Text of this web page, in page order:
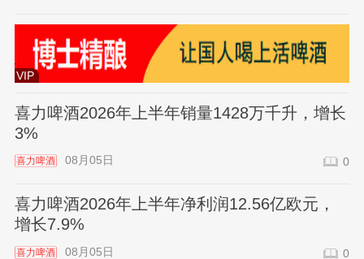
VIP
喜力啤酒2026年上半年销量1428万千升，增长
3%
喜力啤酒 08月05日 0
喜力啤酒2026年上半年净利润12.56亿欧元，
增长7.9%
喜力啤酒 08月05日 0